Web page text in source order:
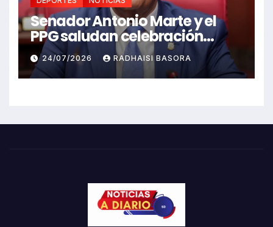
Senador Antonio Marte y el
PPG saludan celebración
Juegos Centroamericanos
24/07/2026 RADHAISI BASORA